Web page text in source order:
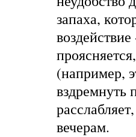
запаха,
(например,
вздремнуть
вечерам.